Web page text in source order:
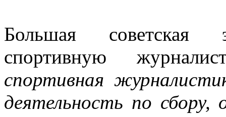
Большая советская
спортивную
спортивная
деятельность по сбору,